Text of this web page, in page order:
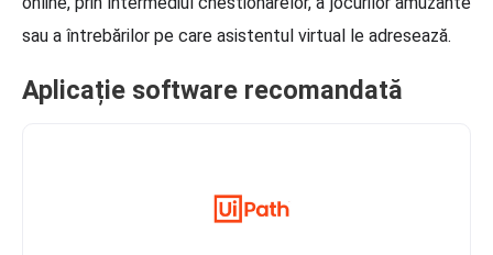
sau a întrebărilor pe care asistentul virtual le adresează.
Aplicație software recomandată